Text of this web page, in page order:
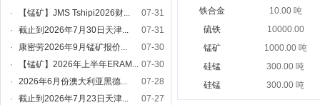
· 【锰矿】JMS Tshipi2026财...
07-31
·
截止到2026年7月30日天津...
07-31
·
康密劳2026年9月锰矿报价...
07-30
·
【锰矿】2026年上半年ERAM... 07-30
·
2026年6月份澳大利亚黑德...
07-28
·
截止到2026年7月23日天津...
07-27
铁合金
10.00 吨
硫铁
10000.00
锰矿
1000.00 吨
硅锰
300.00 吨
硅锰
300.00 吨